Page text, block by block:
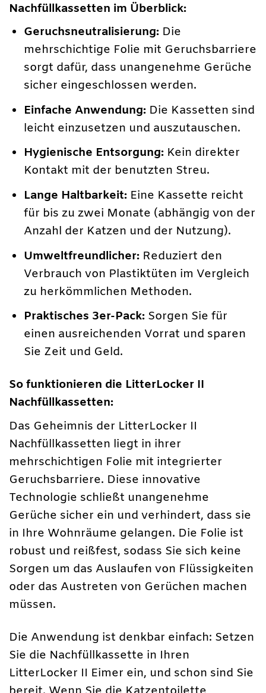
Nachfüllkassetten im Überblick:
Geruchsneutralisierung: Die
mehrschichtige Folie mit Geruchsbarriere
sorgt dafür, dass unangenehme Gerüche
sicher eingeschlossen werden.
Einfache Anwendung: Die Kassetten sind
leicht einzusetzen und auszutauschen.
Hygienische Entsorgung: Kein direkter
Kontakt mit der benutzten Streu.
Lange Haltbarkeit: Eine Kassette reicht
für bis zu zwei Monate (abhängig von der
Anzahl der Katzen und der Nutzung).
Umweltfreundlicher: Reduziert den
Verbrauch von Plastiktüten im Vergleich
zu herkömmlichen Methoden.
Praktisches 3er-Pack: Sorgen Sie für
einen ausreichenden Vorrat und sparen
Sie Zeit und Geld.
So funktionieren die LitterLocker II
Nachfüllkassetten:
Das Geheimnis der LitterLocker II
Nachfüllkassetten liegt in ihrer
mehrschichtigen Folie mit integrierter
Geruchsbarriere. Diese innovative
Technologie schließt unangenehme
Gerüche sicher ein und verhindert, dass sie
in Ihre Wohnräume gelangen. Die Folie ist
robust und reißfest, sodass Sie sich keine
Sorgen um das Auslaufen von Flüssigkeiten
oder das Austreten von Gerüchen machen
müssen.
Die Anwendung ist denkbar einfach: Setzen
Sie die Nachfüllkassette in Ihren
LitterLocker II Eimer ein, und schon sind Sie